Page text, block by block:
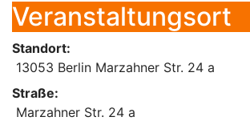
Veranstaltungsort
Standort:
13053 Berlin Marzahner Str. 24 a
Straße:
Marzahner Str. 24 a